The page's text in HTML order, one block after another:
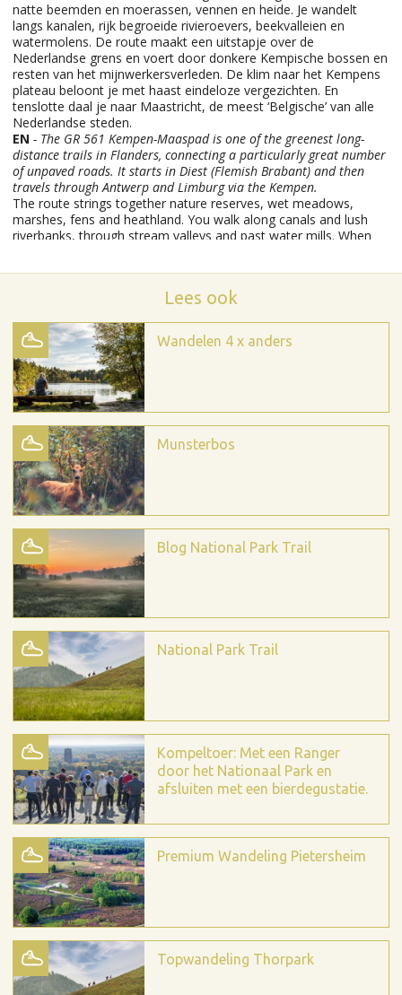
Lees ook
Wandelen 4 x anders
Munsterbos
Blog National Park Trail
National Park Trail
Kompeltoer: Met een Ranger
door het Nationaal Park en
afsluiten met een bierdegustatie.
Premium Wandeling Pietersheim
Topwandeling Thorpark